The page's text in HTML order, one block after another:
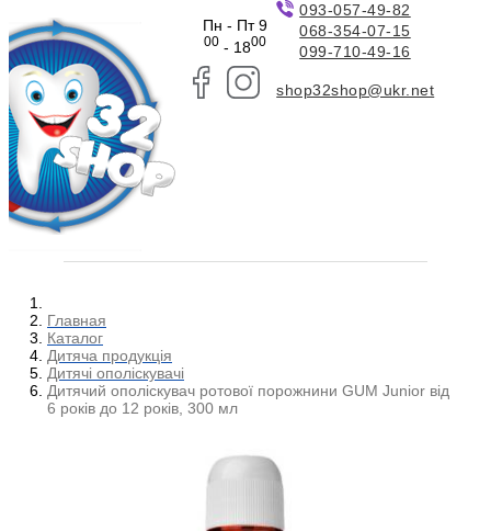
Пн - Пт 9
00- 1800
093-057-49-82
068-354-07-15
099-710-49-16
shop32shop@ukr.net
Главная
Каталог
Дитяча продукція
Дитячі ополіскувачі
Дитячий ополіскувач ротової порожнини GUM Junior від
6 років до 12 років, 300 мл